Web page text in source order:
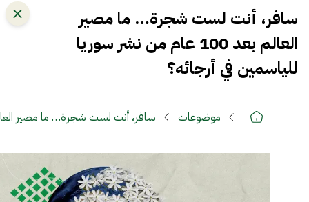
سافر، أنت لست شجرة… ما مصير
العالم بعد 100 عام من نشر سوريا
للياسمين في أرجائه؟
موضوعات سافر، أنت لست شجرة… ما مصير العالم بعد 100 عام من نشر سوريا